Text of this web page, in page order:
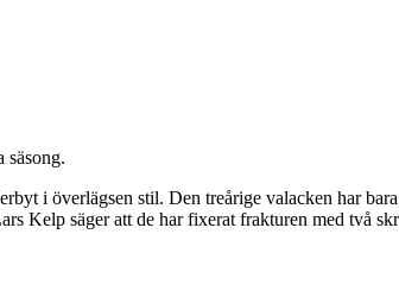
säsong.
i överlägsen stil. Den treårige valacken har
Kelp säger att de har fixerat frakturen med två